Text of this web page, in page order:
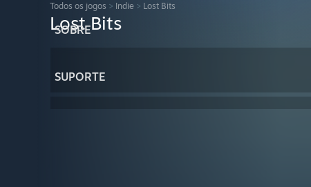
SOBRE
SUPORTE
Todos os jogos > Indie > Lost Bits
Lost Bits